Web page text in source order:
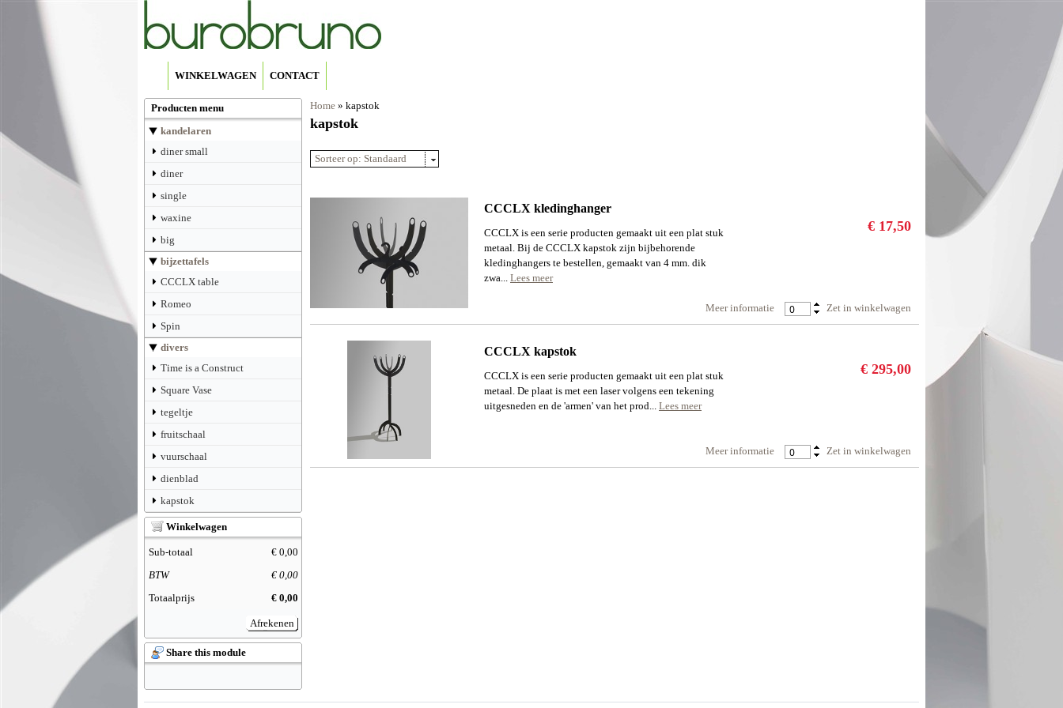
WINKELWAGEN CONTACT
Producten menu
kandelaren
diner small
diner
single
waxine
big
bijzettafels
CCCLX table
Romeo
Spin
divers
Time is a Construct
Square Vase
tegeltje
fruitschaal
vuurschaal
dienblad
kapstok
Winkelwagen
Sub-totaal
€ 0,00
BTW
€ 0,00
Totaalprijs
€ 0,00
Afrekenen
Share this module
Home » kapstok
kapstok
Sorteer op: Standaard
CCCLX kledinghanger
CCCLX is een serie producten gemaakt uit een plat stuk
metaal. Bij de CCCLX kapstok zijn bijbehorende
kledinghangers te bestellen, gemaakt van 4 mm. dik
zwa... Lees meer
€ 17,50
Meer informatie Zet in winkelwagen
CCCLX kapstok
CCCLX is een serie producten gemaakt uit een plat stuk
metaal. De plaat is met een laser volgens een tekening
uitgesneden en de 'armen' van het prod... Lees meer
€ 295,00
Meer informatie Zet in winkelwagen